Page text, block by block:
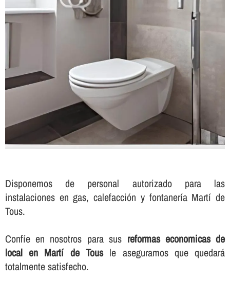
Disponemos de personal autorizado para las
instalaciones en gas, calefacción y fontanerí­a Martí de
Tous.
Confí­e en nosotros para sus reformas economicas de
local en Martí de Tousle aseguramos que quedará
totalmente satisfecho.